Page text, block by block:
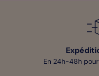
En 24h-48h